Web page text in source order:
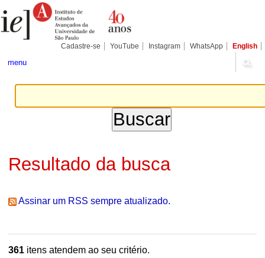
para
conteúdo.
Pessoais
Cadastre-se YouTube Instagram WhatsApp English
menu
Resultado da busca
Assinar um RSS sempre atualizado.
361itens atendem ao seu critério.